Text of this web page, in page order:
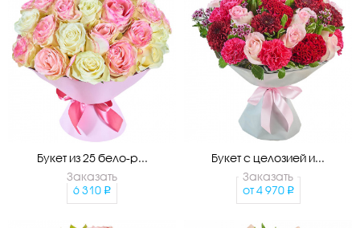
Букет из 25 бело-р...
Заказать
6 310
Букет с целозией и...
Заказать
от 4 970